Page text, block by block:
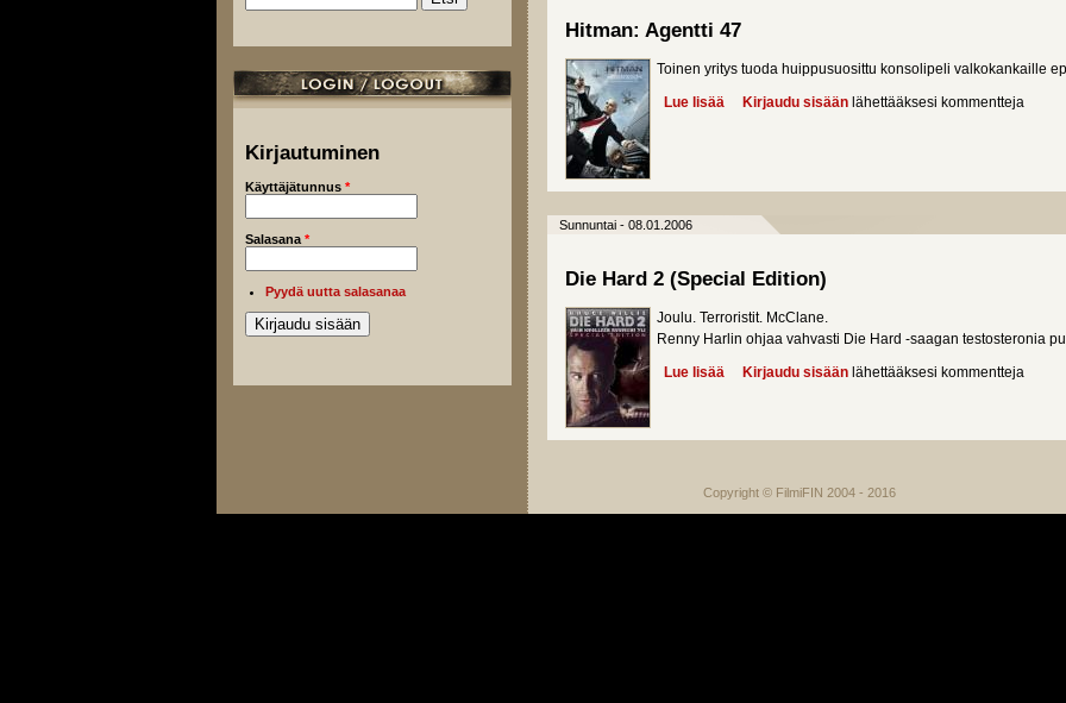
Hakulomake
Kirjautuminen
Käyttäjätunnus *
Salasana *
Pyydä uutta salasanaa
Hitman: Agentti 47
Toinen yritys tuoda huippusuosittu konsolipeli valkokankaille
Lue lisää about Hitman: Agentti 47
Kirjaudu sisään lähettääksesi kommentteja
Sunnuntai - 08.01.2006
Die Hard 2 (Special Edition)
Joulu. Terroristit. McClane.
Renny Harlin ohjaa vahvasti Die Hard -saagan testosteronia
Lue lisää about Die Hard 2 (Special Edition)
Kirjaudu sisään lähettääksesi kommentteja
Copyright © FilmiFIN 2004 - 2016